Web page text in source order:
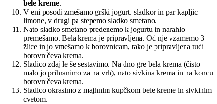
bele kreme.
V eni posodi zmešamo grški jogurt, sladkor in par kapljic
limone, v drugi pa stepemo sladko smetano.
Nato sladko smetano predenemo k jogurtu in narahlo
premešamo. Bela krema je pripravljena. Od nje vzamemo 3
žlice in jo vmešamo k borovnicam, tako je pripravljena tudi
borovničeva krema.
Sladico zdaj le še sestavimo. Na dno gre bela krema (čisto
malo jo prihranimo za na vrh), nato sivkina krema in na koncu
borovničeva krema.
Sladico okrasimo z majhnim kupčkom bele kreme in sivkinim
cvetom.